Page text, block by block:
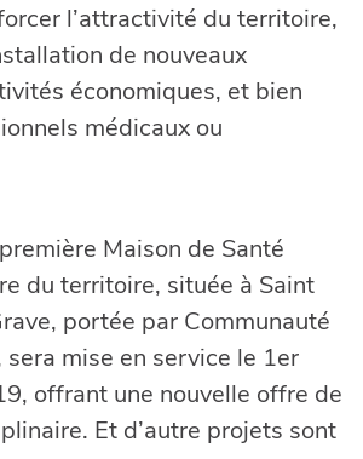
l’attractivité du territoire,
de nouveaux
économiques, et bien
médicaux ou
Maison de Santé
du territoire, située à Saint
portée par Communauté
sera mise en service le 1er
offrant une nouvelle offre de
Et d’autre projets sont